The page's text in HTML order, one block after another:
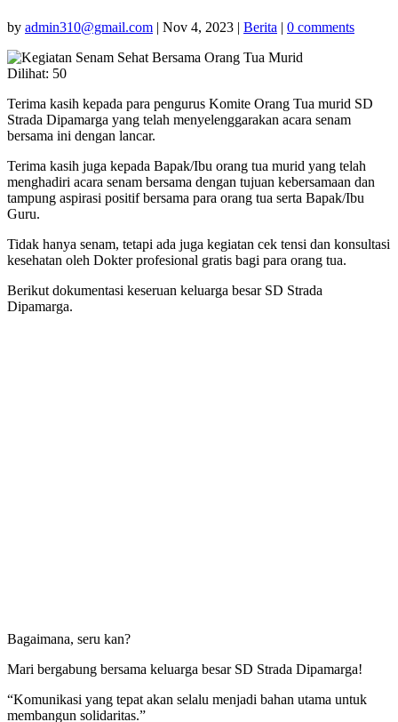
by admin310@gmail.com | Nov 4, 2023 | Berita | 0 comments
Dilihat: 50
Terima kasih kepada para pengurus Komite Orang Tua murid SD
Strada Dipamarga yang telah menyelenggarakan acara senam
bersama ini dengan lancar.
Terima kasih juga kepada Bapak/Ibu orang tua murid yang telah
menghadiri acara senam bersama dengan tujuan kebersamaan dan
tampung aspirasi positif bersama para orang tua serta Bapak/Ibu
Guru.
Tidak hanya senam, tetapi ada juga kegiatan cek tensi dan konsultasi
kesehatan oleh Dokter profesional gratis bagi para orang tua.
Berikut dokumentasi keseruan keluarga besar SD Strada
Dipamarga.
Bagaimana, seru kan?
Mari bergabung bersama keluarga besar SD Strada Dipamarga!
“Komunikasi yang tepat akan selalu menjadi bahan utama untuk
membangun solidaritas.”